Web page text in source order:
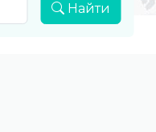
Найти